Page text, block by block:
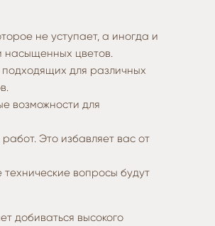
не уступает, а иногда и
насыщенных цветов.
для различных
возможности для
Это избавляет вас от
вопросы будут
добиваться высокого